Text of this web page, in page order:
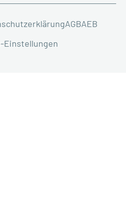
AGBAEB
Einstellungen